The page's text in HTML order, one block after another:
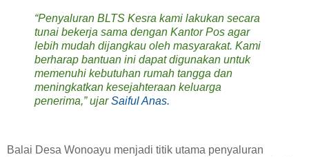
“Penyaluran BLTS Kesra kami lakukan secara
tunai bekerja sama dengan Kantor Pos agar
lebih mudah dijangkau oleh masyarakat. Kami
berharap bantuan ini dapat digunakan untuk
memenuhi kebutuhan rumah tangga dan
meningkatkan kesejahteraan keluarga
penerima,” ujarSaiful Anas.
Balai Desa Wonoayu menjadi titik utama penyaluran